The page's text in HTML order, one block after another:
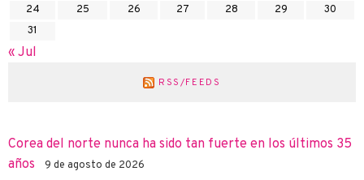
24
25 26 27 28 29
30
31
« Jul
RSS/FEEDS
Corea del norte nunca ha sido tan fuerte en los últimos 35
años
9 de agosto de 2026